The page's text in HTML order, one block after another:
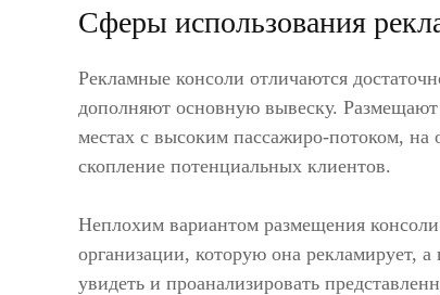
Сферы использования
Рекламные консоли отличаются
дополняют основную вывеску. Размещают
местах с высоким пассажиро-потоком, на
скопление потенциальных клиентов.
Неплохим вариантом размещения
организации, которую она рекламирует,
увидеть и проанализировать